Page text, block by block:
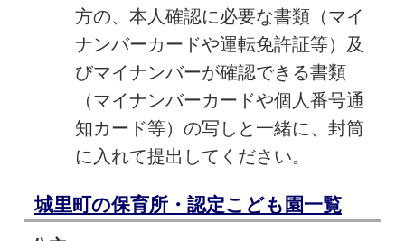
方の、本人確認に必要な書類（マイ
ナンバーカードや運転免許証等）及
びマイナンバーが確認できる書類
（マイナンバーカードや個人番号通
知カード等）の写しと一緒に、封筒
に入れて提出してください。
城里町の保育所・認定こども園一覧